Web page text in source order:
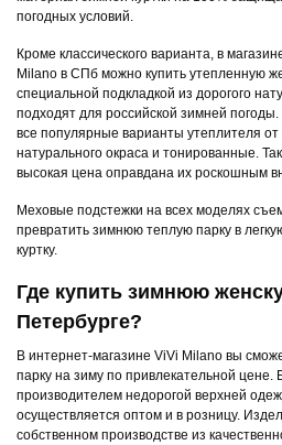
погодных условий.
Кроме классического варианта, в
Milano в СПб можно купить утепленную
специальной подкладкой из дорогого
подходят для российской зимней погоды.
все популярные варианты утеплителя от
натурального окраса и тонированные.
высокая цена оправдана их роскошным
Меховые подстежки на всех моделях
превратить зимнюю теплую парку в
куртку.
Где купить зимнюю
Петербурге?
В интернет-магазине ViVi Milano вы
парку на зиму по привлекательной цене.
производителем недорогой верхней
осуществляется оптом и в розницу.
собственном производстве из